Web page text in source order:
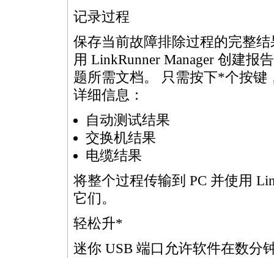
记录过程
保存当前故障排除过程的完整
用 LinkRunner Manager 创建报
题所需文档。 只需按下*个按键
详细信息：
自动测试结果
交换机结果
电缆结果
将整个过程传输到 PC 并使用
它们。
轻松升*
迷你 USB 端口允许软件在数分